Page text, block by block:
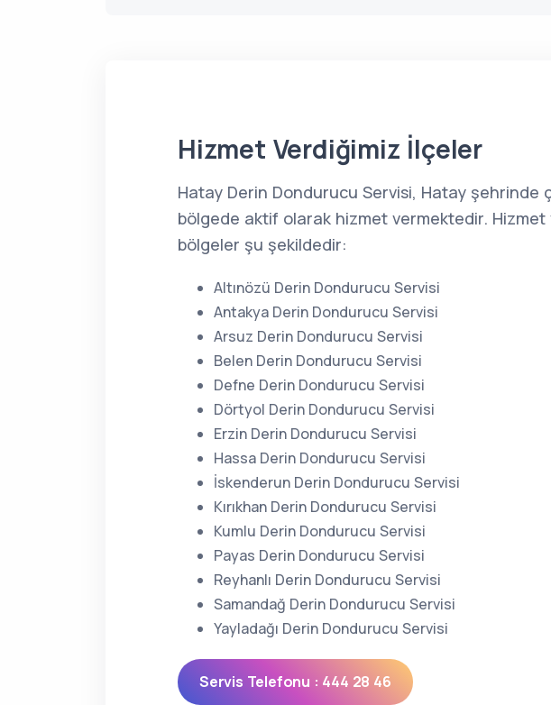
Hizmet Verdiğimiz İlçeler
Hatay Derin Dondurucu Servisi, Hatay şehrinde
bölgede aktif olarak hizmet vermektedir. Hizmet
bölgeler şu şekildedir:
Altınözü Derin Dondurucu Servisi
Antakya Derin Dondurucu Servisi
Arsuz Derin Dondurucu Servisi
Belen Derin Dondurucu Servisi
Defne Derin Dondurucu Servisi
Dörtyol Derin Dondurucu Servisi
Erzin Derin Dondurucu Servisi
Hassa Derin Dondurucu Servisi
İskenderun Derin Dondurucu Servisi
Kırıkhan Derin Dondurucu Servisi
Kumlu Derin Dondurucu Servisi
Payas Derin Dondurucu Servisi
Reyhanlı Derin Dondurucu Servisi
Samandağ Derin Dondurucu Servisi
Yayladağı Derin Dondurucu Servisi
Servis Telefonu : 444 28 46